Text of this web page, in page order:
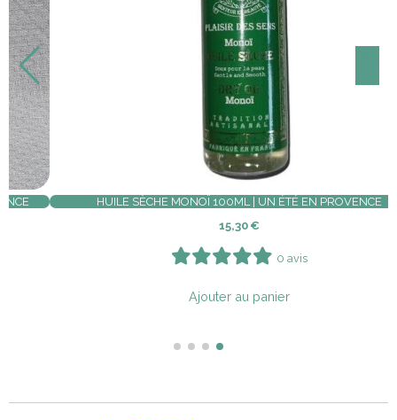
SAVON DE MARSEILLE HUILE D'OLIVE RECTANGLE 300G
8 avis
Ajouter au panier